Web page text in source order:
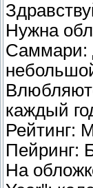
Нужна
Саммари:
каждый
Рейтинг:
Пейринг:
На